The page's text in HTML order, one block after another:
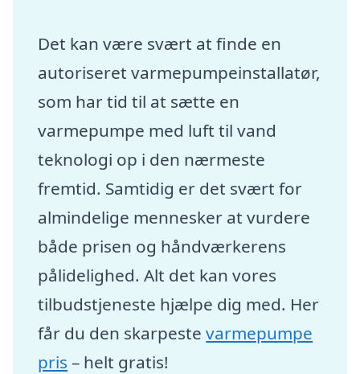
Det kan være svært at finde en
autoriseret varmepumpeinstallatør,
som har tid til at sætte en
varmepumpe med luft til vand
teknologi op i den nærmeste
fremtid. Samtidig er det svært for
almindelige mennesker at vurdere
både prisen og håndværkerens
pålidelighed. Alt det kan vores
tilbudstjeneste hjælpe dig med. Her
får du den skarpestevarmepumpe
pris – helt gratis!